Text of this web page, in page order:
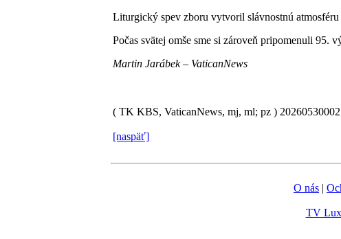
Liturgický spev zboru vytvoril slávnostnú
Počas svätej omše sme si zároveň pripomenuli 95.
Martin Jarábek – VaticanNews
( TK KBS, VaticanNews, mj, ml; pz )
[naspäť]
O nás |
TV